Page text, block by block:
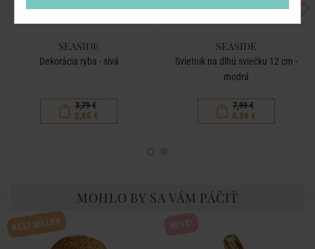
SEASIDE
Dekorácia ryba - sivá
3,79 €
2,65 €
SEASIDE
Svietnik na dlhú sviečku 12 cm -
modrá
7,99 €
5,59 €
MOHLO BY SA VÁM PÁČIŤ
BESTSELLER